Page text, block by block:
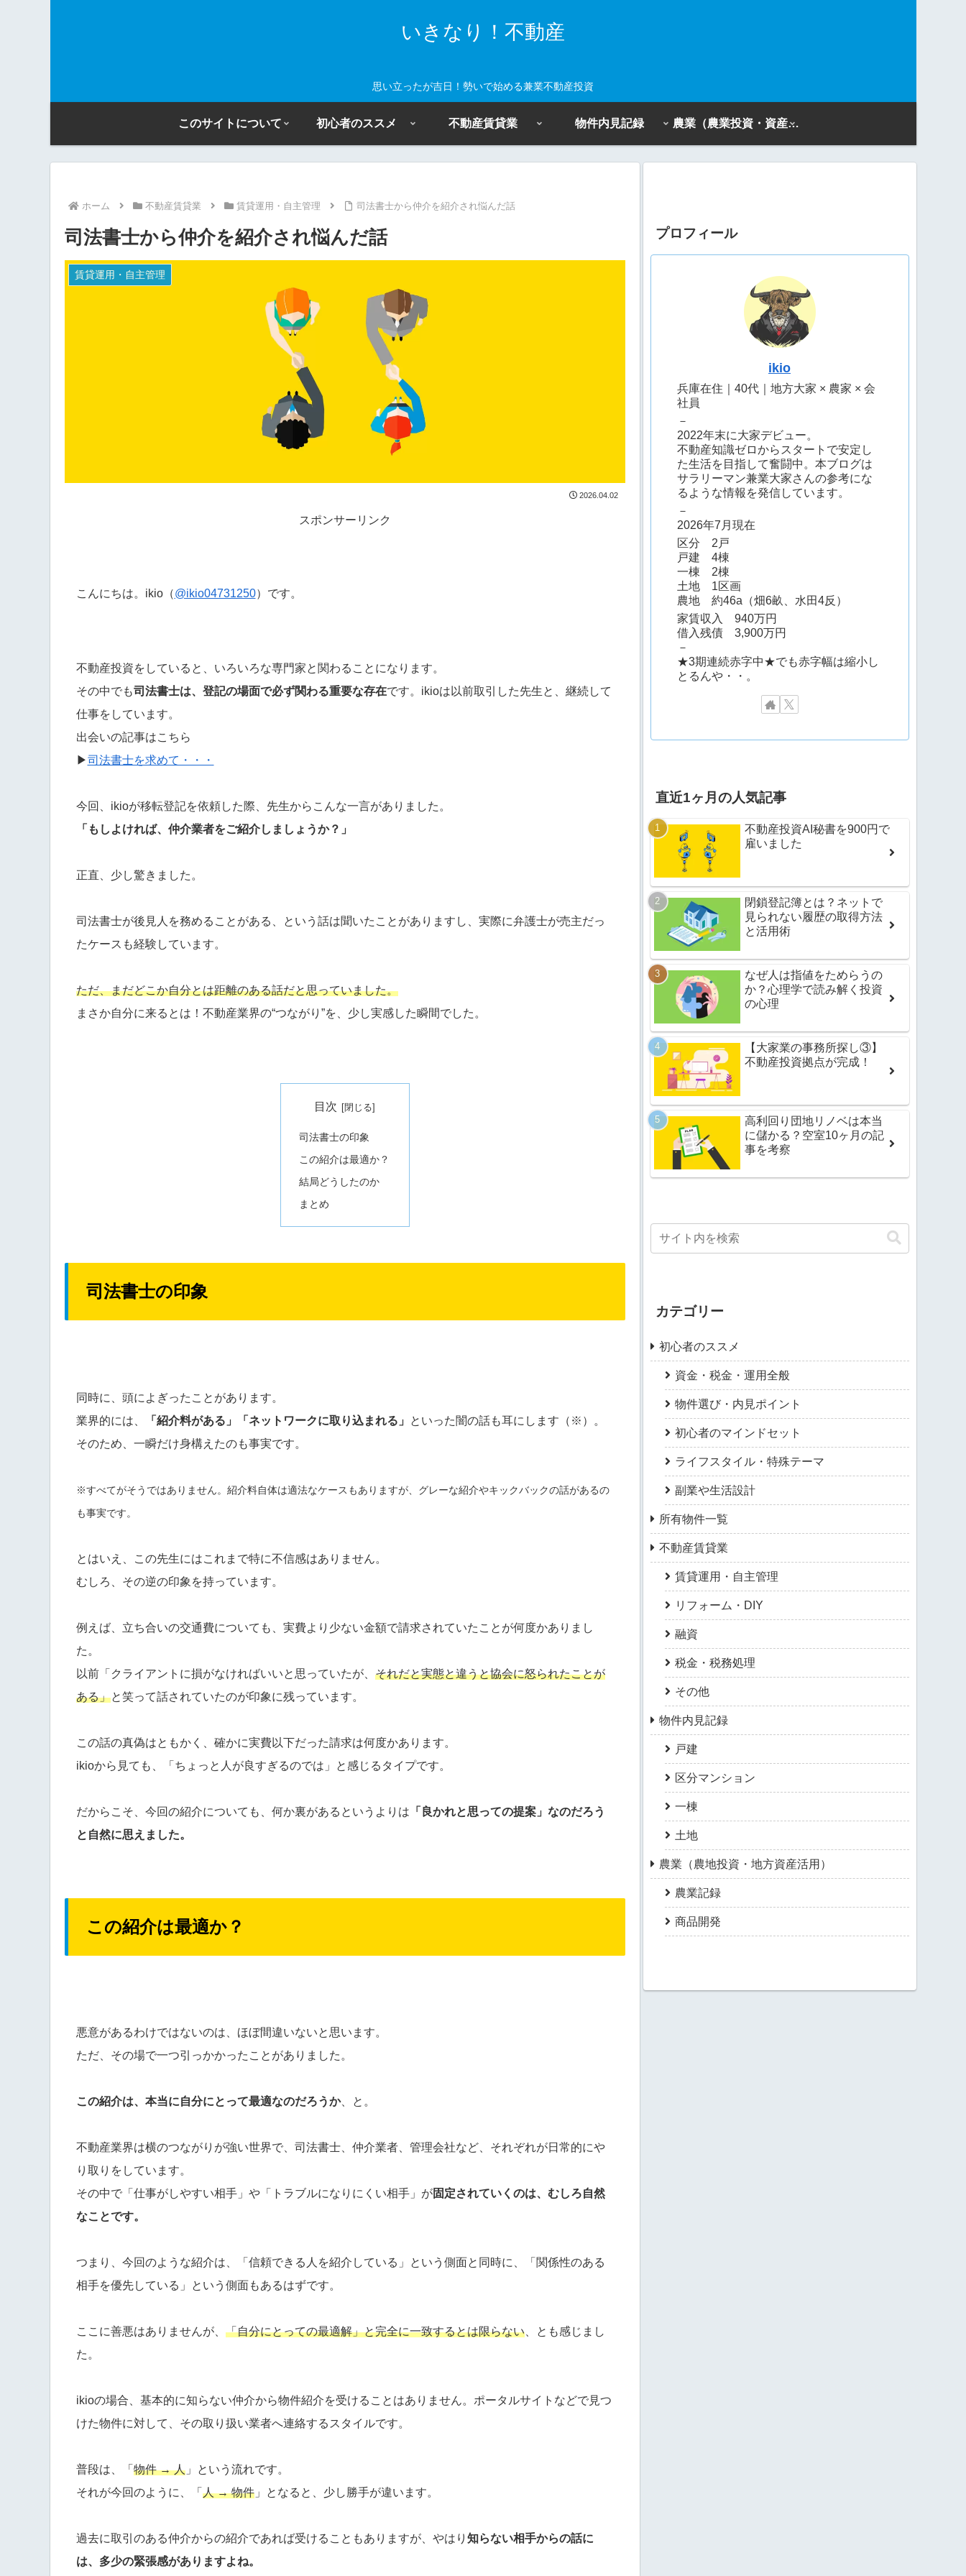
いきなり！不動産
思い立ったが吉日！勢いで始める兼業不動産投資
このサイトについて 初心者のススメ 不動産賃貸業 物件内見記録 農業（農業投資・資産活用）
ホーム 不動産賃貸業 賃貸運用・自主管理 司法書士から仲介を紹介され悩んだ話
司法書士から仲介を紹介され悩んだ話
賃貸運用・自主管理
2026.04.02
スポンサーリンク
こんにちは。ikio（@ikio04731250）です。
不動産投資をしていると、いろいろな専門家と関わることになります。
その中でも司法書士は、登記の場面で必ず関わる重要な存在です。ikioは以前取引した先生と、継続して
仕事をしています。
出会いの記事はこちら
▶司法書士を求めて・・・
今回、ikioが移転登記を依頼した際、先生からこんな一言がありました。
「もしよければ、仲介業者をご紹介しましょうか？」
正直、少し驚きました。
司法書士が後見人を務めることがある、という話は聞いたことがありますし、実際に弁護士が売主だっ
たケースも経験しています。
ただ、まだどこか自分とは距離のある話だと思っていました。
まさか自分に来るとは！不動産業界の“つながり”を、少し実感した瞬間でした。
目次
司法書士の印象
この紹介は最適か？
結局どうしたのか
まとめ
司法書士の印象
同時に、頭によぎったことがあります。
業界的には、
「紹介料がある」「ネットワークに取り込まれる」
といった闇の話も耳にします（※）。
そのため、一瞬だけ身構えたのも事実です。
※すべてがそうではありません。紹介料自体は適法なケースもありますが、グレーな紹介やキックバックの話があるの
も事実です。
とはいえ、この先生にはこれまで特に不信感はありません。
むしろ、その逆の印象を持っています。
例えば、立ち合いの交通費についても、実費より少ない金額で請求されていたことが何度かありまし
た。
以前「クライアントに損がなければいいと思っていたが、 それだと実態と違うと協会に怒られたことが
ある」と笑って話されていたのが印象に残っています。
この話の真偽はともかく、確かに実費以下だった請求は何度かあります。
ikioから見ても、「ちょっと人が良すぎるのでは」と感じるタイプです。
だからこそ、今回の紹介についても、何か裏があるというよりは 「良かれと思っての提案」なのだろう
と自然に思えました。
この紹介は最適か？
悪意があるわけではないのは、ほぼ間違いないと思います。
ただ、その場で一つ引っかかったことがありました。
この紹介は、本当に自分にとって最適なのだろうか、と。
不動産業界は横のつながりが強い世界で、司法書士、仲介業者、管理会社など、それぞれが日常的にや
り取りをしています。
その中で「仕事がしやすい相手」や「トラブルになりにくい相手」が固定されていくのは、むしろ自然
なことです。
つまり、今回のような紹介は、「信頼できる人を紹介している」という側面と同時に、「関係性のある
相手を優先している」という側面もあるはずです。
ここに善悪はありませんが、 「自分にとっての最適解」と完全に一致するとは限らない、とも感じまし
た。
ikioの場合、基本的に知らない仲介から物件紹介を受けることはありません。ポータルサイトなどで見つ
けた物件に対して、その取り扱い業者へ連絡するスタイルです。
普段は、「 物件 → 人」という流れです。
それが今回のように、「 人 → 物件」となると、少し勝手が違います。
過去に取引のある仲介からの紹介であれば受けることもありますが、やはり 知らない相手からの話に
は、多少の緊張感がありますよね。
プロフィール
ikio
兵庫在住｜40代｜地方大家 × 農家 × 会
社員
－
2022年末に大家デビュー。
不動産知識ゼロからスタートで安定し
た生活を目指して奮闘中。本ブログは
サラリーマン兼業大家さんの参考にな
るような情報を発信しています。
－
2026年7月現在
区分 2戸
戸建 4棟
一棟 2棟
土地 1区画
農地 約46a（畑6畝、水田4反）
家賃収入 940万円
借入残債 3,900万円
－
★3期連続赤字中★でも赤字幅は縮小し
とるんや・・。
直近1ヶ月の人気記事
不動産投資AI秘書を900円で
雇いました
閉鎖登記簿とは？ネットで
見られない履歴の取得方法
と活用術
なぜ人は指値をためらうの
か？心理学で読み解く投資
の心理
【大家業の事務所探し③】
不動産投資拠点が完成！
高利回り団地リノベは本当
に儲かる？空室10ヶ月の記
事を考察
カテゴリー
初心者のススメ
資金・税金・運用全般
物件選び・内見ポイント
初心者のマインドセット
ライフスタイル・特殊テーマ
副業や生活設計
所有物件一覧
不動産賃貸業
賃貸運用・自主管理
リフォーム・DIY
融資
税金・税務処理
その他
物件内見記録
戸建
区分マンション
一棟
土地
農業（農地投資・地方資産活用）
農業記録
商品開発